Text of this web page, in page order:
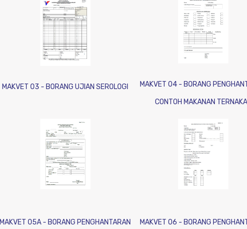
MAKVET 03 - BORANG UJIAN SEROLOGI MAKVET 04 - BORANG
CONTOH MAKANAN
MAKVET 05A - BORANG PENGHANTARAN MAKVET 06 - BORANG